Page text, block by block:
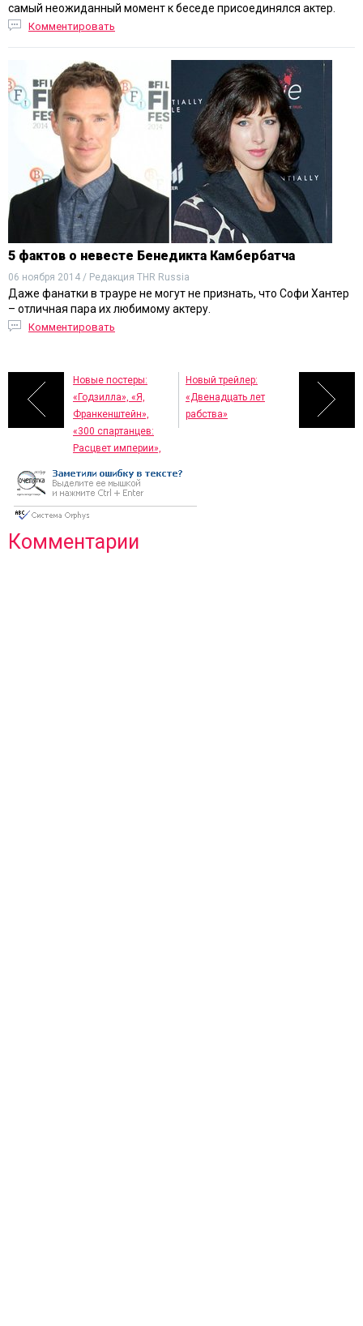
самый неожиданный момент к беседе присоединялся актер.
Комментировать
5 фактов о невесте Бенедикта Камбербатча
06 ноября 2014 / Редакция THR Russia
Даже фанатки в трауре не могут не признать, что Софи Хантер
– отличная пара их любимому актеру.
Комментировать
Новые постеры:
«Годзилла», «Я,
Франкенштейн»,
«300 спартанцев:
Расцвет империи»,
тьмы», «Первый
мститель: Другая
война»
Новый трейлер:
«Двенадцать лет
рабства»
Комментарии